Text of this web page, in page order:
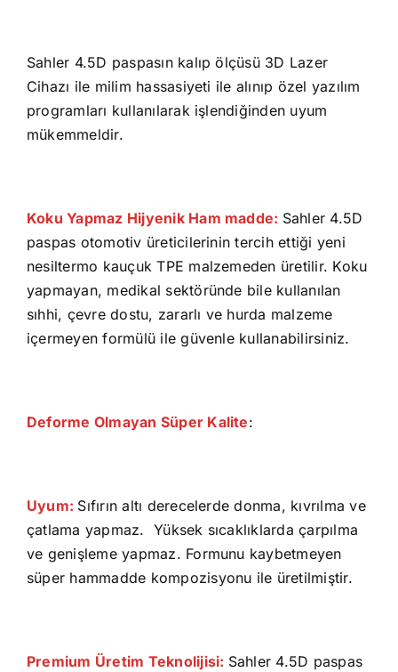
Sahler 4.5D paspasın kalıp ölçüsü 3D Lazer
Cihazı ile milim hassasiyeti ile alınıp özel yazılım
programları kullanılarak işlendiğinden uyum
mükemmeldir.
Koku Yapmaz Hijyenik Ham madde: Sahler 4.5D
paspas otomotiv üreticilerinin tercih ettiği yeni
nesiltermo kauçuk TPE malzemeden üretilir. Koku
yapmayan, medikal sektöründe bile kullanılan
sıhhi, çevre dostu, zararlı ve hurda malzeme
içermeyen formülü ile güvenle kullanabilirsiniz.
Deforme Olmayan Süper Kalite:
Uyum: Sıfırın altı derecelerde donma, kıvrılma ve
çatlama yapmaz. Yüksek sıcaklıklarda çarpılma
ve genişleme yapmaz. Formunu kaybetmeyen
süper hammadde kompozisyonu ile üretilmiştir.
Premium Üretim Teknolijisi: Sahler 4.5D paspas